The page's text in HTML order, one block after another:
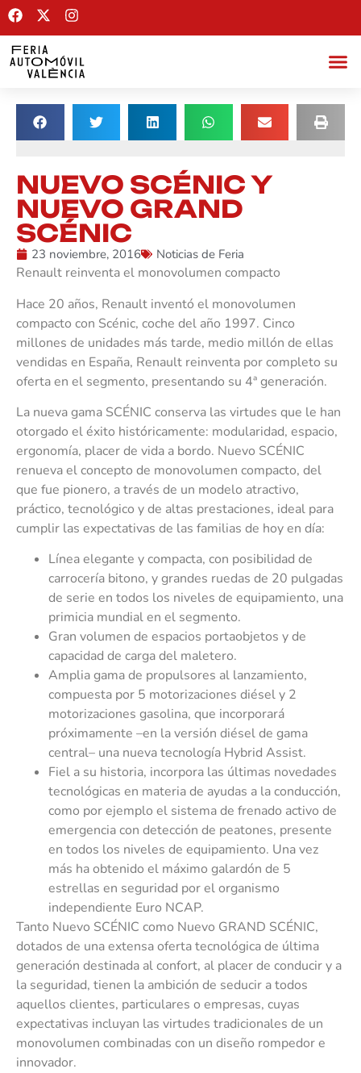
NUEVO SCÉNIC Y
NUEVO GRAND
SCÉNIC
23 noviembre, 2016 Noticias de Feria
Renault reinventa el monovolumen compacto
Hace 20 años, Renault inventó el monovolumen
compacto con Scénic, coche del año 1997. Cinco
millones de unidades más tarde, medio millón de ellas
vendidas en España, Renault reinventa por completo su
oferta en el segmento, presentando su 4ª generación.
La nueva gama SCÉNIC conserva las virtudes que le han
otorgado el éxito históricamente: modularidad, espacio,
ergonomía, placer de vida a bordo. Nuevo SCÉNIC
renueva el concepto de monovolumen compacto, del
que fue pionero, a través de un modelo atractivo,
práctico, tecnológico y de altas prestaciones, ideal para
cumplir las expectativas de las familias de hoy en día:
Línea elegante y compacta, con posibilidad de
carrocería bitono, y grandes ruedas de 20 pulgadas
de serie en todos los niveles de equipamiento, una
primicia mundial en el segmento.
Gran volumen de espacios portaobjetos y de
capacidad de carga del maletero.
Amplia gama de propulsores al lanzamiento,
compuesta por 5 motorizaciones diésel y 2
motorizaciones gasolina, que incorporará
próximamente –en la versión diésel de gama
central– una nueva tecnología Hybrid Assist.
Fiel a su historia, incorpora las últimas novedades
tecnológicas en materia de ayudas a la conducción,
como por ejemplo el sistema de frenado activo de
emergencia con detección de peatones, presente
en todos los niveles de equipamiento. Una vez
más ha obtenido el máximo galardón de 5
estrellas en seguridad por el organismo
independiente Euro NCAP.
Tanto Nuevo SCÉNIC como Nuevo GRAND SCÉNIC,
dotados de una extensa oferta tecnológica de última
generación destinada al confort, al placer de conducir y a
la seguridad, tienen la ambición de seducir a todos
aquellos clientes, particulares o empresas, cuyas
expectativas incluyan las virtudes tradicionales de un
monovolumen combinadas con un diseño rompedor e
innovador.